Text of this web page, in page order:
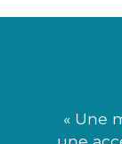
« Une